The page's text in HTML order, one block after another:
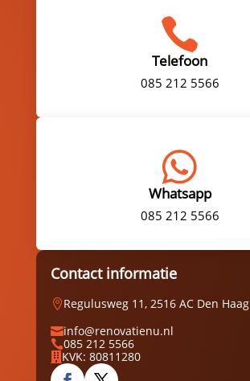

Telefoon
085 212 5566

Whatsapp
085 212 5566
Contact informatie
Regulusweg 11, 2516 AC Den Haag
info@renovatienu.nl
085 212 5566
 KVK: 80811280